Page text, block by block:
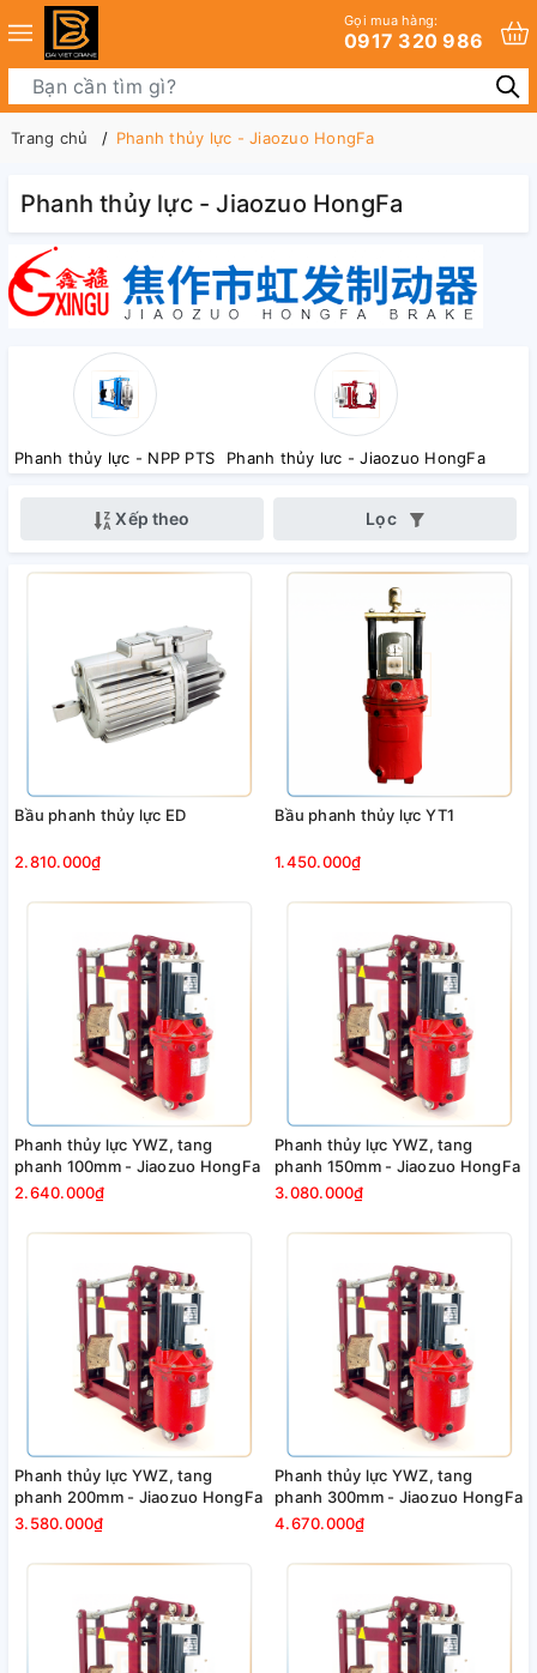
Gọi mua hàng:
0917 320 986
Trang chủ Phanh thủy lực - Jiaozuo HongFa
Phanh thủy lực - Jiaozuo HongFa
Phanh thủy lực - NPP PTS Phanh thủy lưc - Jiaozuo HongFa
Xếp theo Lọc
Bầu phanh thủy lực ED
2.810.000₫
Bầu phanh thủy lực YT1
1.450.000₫
Phanh thủy lực YWZ, tang
phanh 100mm - Jiaozuo HongFa
2.640.000₫
Phanh thủy lực YWZ, tang
phanh 150mm - Jiaozuo HongFa
3.080.000₫
Phanh thủy lực YWZ, tang
phanh 200mm - Jiaozuo HongFa
3.580.000₫
Phanh thủy lực YWZ, tang
phanh 300mm - Jiaozuo HongFa
4.670.000₫